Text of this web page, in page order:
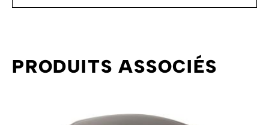
PRODUITS ASSOCIÉS